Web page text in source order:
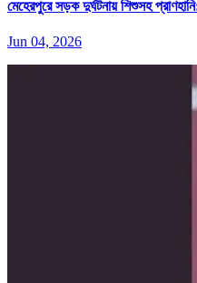
মেহেরপুরে সড়ক দুর্ঘটনায় শিশুসহ
Jun 04, 2026